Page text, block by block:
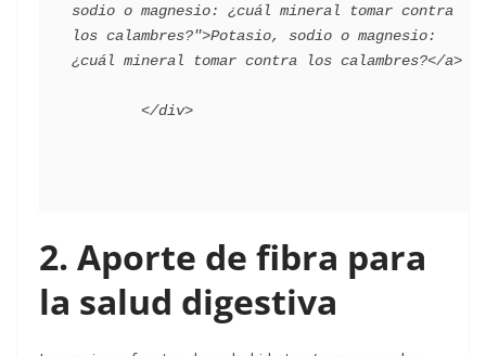
sodio o magnesio: ¿cuál mineral tomar contra
los calambres?">Potasio, sodio o magnesio:
¿cuál mineral tomar contra los calambres?</a>
2. Aporte de fibra para
la salud digestiva